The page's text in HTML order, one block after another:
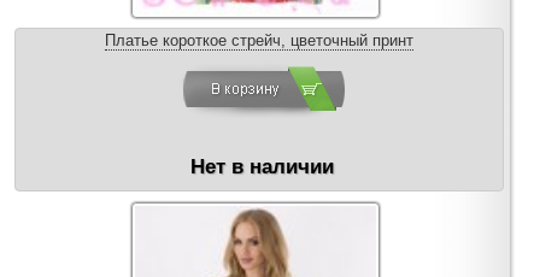
Платье короткое стрейч, цветочный принт
Нет в наличии